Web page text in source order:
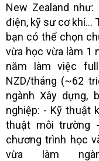
New Zealand
điện, kỹ sư cơ khí...
bạn có thể chọn
vừa học vừa làm 1
năm làm việc
NZD/tháng (~62
ngành Xây dựng,
nghiệp: - Kỹ thuật
thuật môi trường
chương trình học
vừa làm